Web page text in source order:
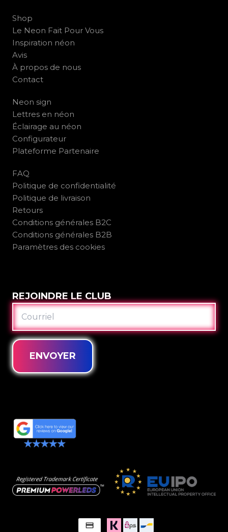
Shop
Le Neon Fait Pour Vous
Inspiration néon
Avis
À propos de nous
Contact
Neon sign
Lettres en néon
Éclairage au néon
Configurateur
Plateforme Partenaire
FAQ
Politique de confidentialité
Politique de livraison
Retours
Conditions générales B2C
Conditions générales B2B
Paramètres des cookies
REJOINDRE LE CLUB
COURRIEL
ENVOYER